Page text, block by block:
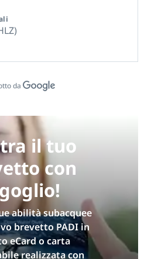
da
il tuo
con
abilità subacquee
brevetto PADI in
eCard o carta
realizzata con